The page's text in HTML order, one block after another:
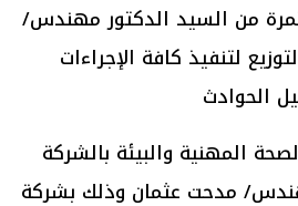
من السيد الدكتور مهندس/
لتنفيذ كافة الإجراءات
الحوادث
المهنية والبيئة بالشركة
مدحت عثمان وذلك بشركة